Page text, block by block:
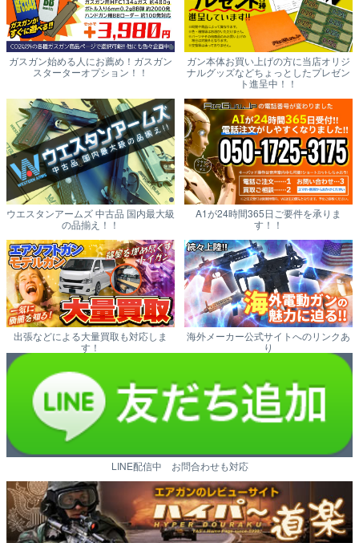
ガスガン始める人にお薦め！ガスガン
スターターオプション！！
ガン本体お買い上げの方に当店オリジ
ナルグッズなどちょっとしたプレゼン
ト進呈中！！
ウエスタンアームズ 中古品 国内最大級
の品揃え！！
A1が24時間365日ご要件を承りま
す！！
出張などによる大量買取も対応しま
す！
海外メーカー公式サイトへのリンクあ
り
LINE配信中 お問合わせも対応